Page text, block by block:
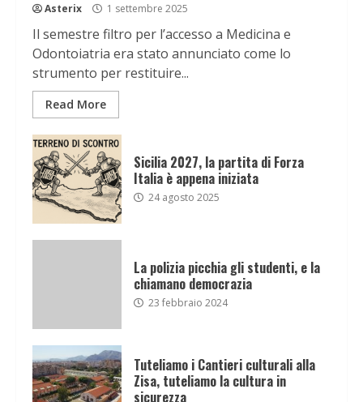
Asterix 1 settembre 2025
Il semestre filtro per l’accesso a Medicina e
Odontoiatria era stato annunciato come lo
strumento per restituire...
Read More
Sicilia 2027, la partita di Forza
Italia è appena iniziata
24 agosto 2025
La polizia picchia gli studenti, e la
chiamano democrazia
23 febbraio 2024
Tuteliamo i Cantieri culturali alla
Zisa, tuteliamo la cultura in
sicurezza